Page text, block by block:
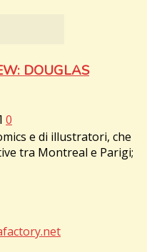
DOUGLAS
0
e di illustratori, che
tra Montreal e Parigi;